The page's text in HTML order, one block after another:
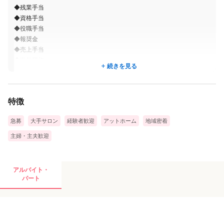
◆残業手当
◆資格手当
◆役職手当
◆報奨金
◆売上手当
続きを見る
特徴
急募 大手サロン 経験者歓迎 アットホーム 地域密着
主婦・主夫歓迎
アルバイト・
パート